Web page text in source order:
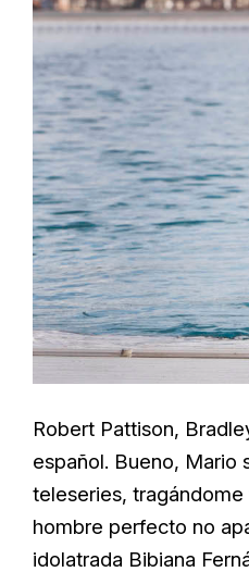
Robert Pattison,
español. Bueno, Mario
teleseries,
hombre perfecto no
idolatrada Bibiana